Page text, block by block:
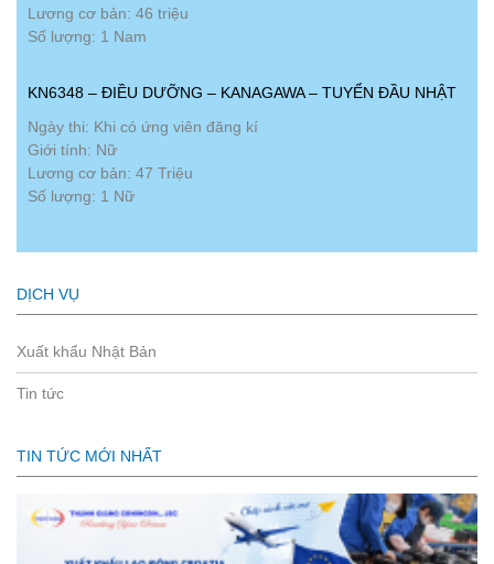
Lương cơ bản: 46 triệu
Số lượng: 1 Nam
KN6348 – ĐIỀU DƯỠNG – KANAGAWA – TUYỂN ĐẦU NHẬT
Ngày thi: Khi có ứng viên đăng kí
Giới tính: Nữ
Lương cơ bản: 47 Triệu
Số lượng: 1 Nữ
DỊCH VỤ
Xuất khẩu Nhật Bản
Tin tức
TIN TỨC MỚI NHẤT